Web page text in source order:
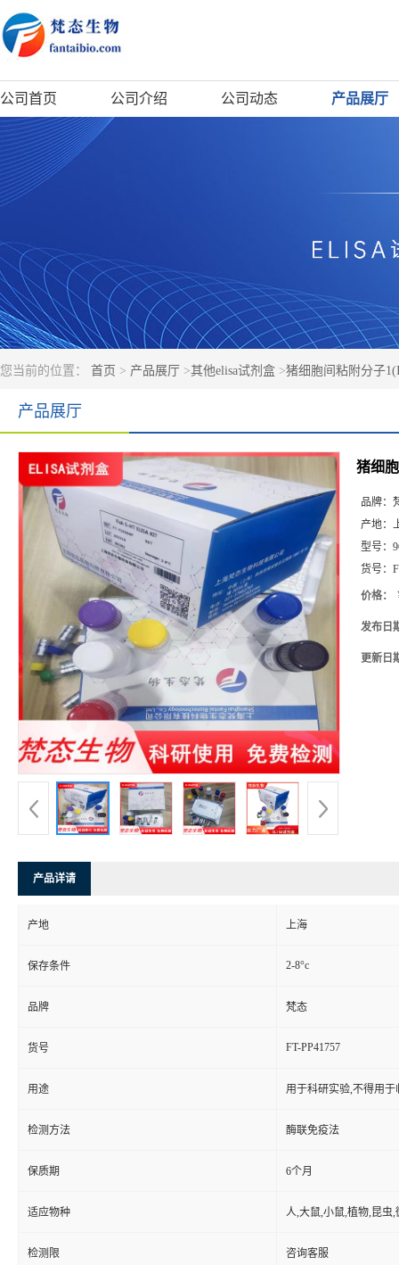
公司首页 公司介绍 公司动态 产品展厅
您当前的位置： 首页 > 产品展厅 >其他elisa试剂盒 >猪细胞间粘附分子
产品展厅
猪细
品牌：
产地：
型号：
货号：
价格：
发布日
更新日
产品详请
产地 上海
保存条件 2-8°c
品牌 梵态
货号 FT-PP41757
用途 用于科研实验,不得用于
检测方法 酶联免疫法
保质期 6个月
适应物种 人,大鼠,小鼠,植物,昆虫,
检测限 咨询客服